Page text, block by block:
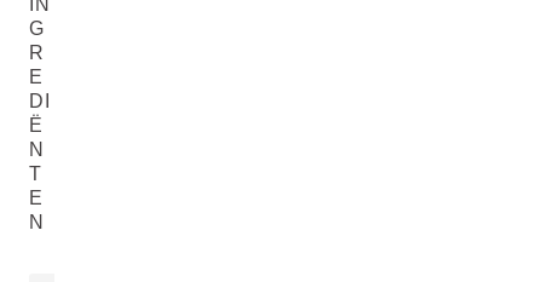
IN
G
R
E
DI
Ë
N
T
E
N